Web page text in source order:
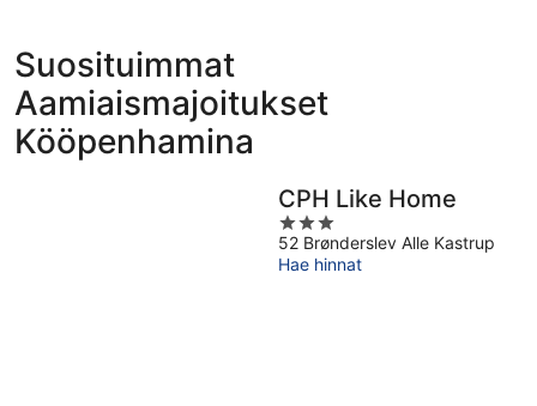
hinnat
täksi
illaksi
eli
8.8.
eli
9.8.
-
-
16.8.
Suosituimmat
Aamiaismajoitukset
Kööpenhamina
CPH Like Home
3
out
of
52 Brønderslev Alle Kastrup
Hae hinnat